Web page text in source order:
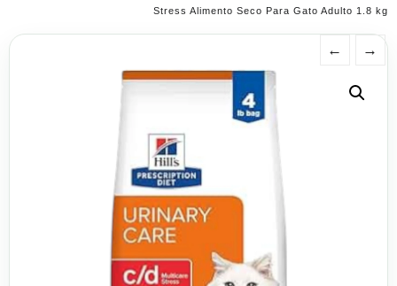
Stress Alimento Seco Para Gato Adulto 1.8 kg
← →